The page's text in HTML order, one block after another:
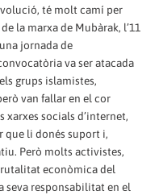
té molt camí per
la marxa de Mubàrak, l’11
jornada de
va ser atacada
grups islamistes,
van fallar en el cor
socials d’internet,
que li donés suport i,
Però molts activistes,
econòmica del
seva responsabilitat en el